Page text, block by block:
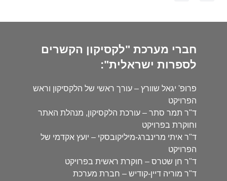
חברי מערכת "לקסיקון הקשרים
לספרות ישראלית":
פרופ' יגאל שוורץ – עורך ראשי של הלקסיקון וראש
הפרויקט
ד"ר תמר סתר – עורכת הלקסיקון, מנהלת האתר
וחוקרת בפרויקט
ד"ר איתי מרינברג-מיליקובסקי – יועץ אקדמי של
הפרויקט
ד"ר חן שטרס – חוקרת ראשית בפרויקט
ד"ר מוריה דיין-קודיש – חברת מערכת